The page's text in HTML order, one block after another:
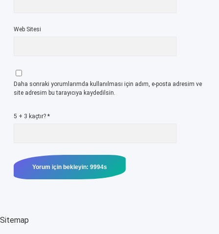
Web Sitesi
Daha sonraki yorumlarımda kullanılması için adım, e-posta adresim ve
site adresim bu tarayıcıya kaydedilsin.
5 + 3 kaçtır? *
Sitemap